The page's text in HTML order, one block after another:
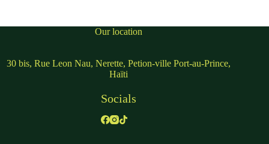
Our location
30 bis, Rue Leon Nau, Nerette, Petion-ville Port-au-Prince,
Haïti
Socials